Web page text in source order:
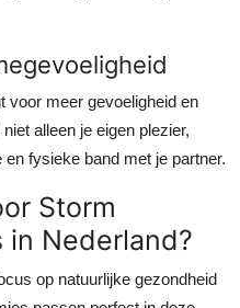
voor meer gevoeligheid en
alleen je eigen plezier,
fysieke band met je partner.
Storm
in Nederland?
op natuurlijke gezondheid